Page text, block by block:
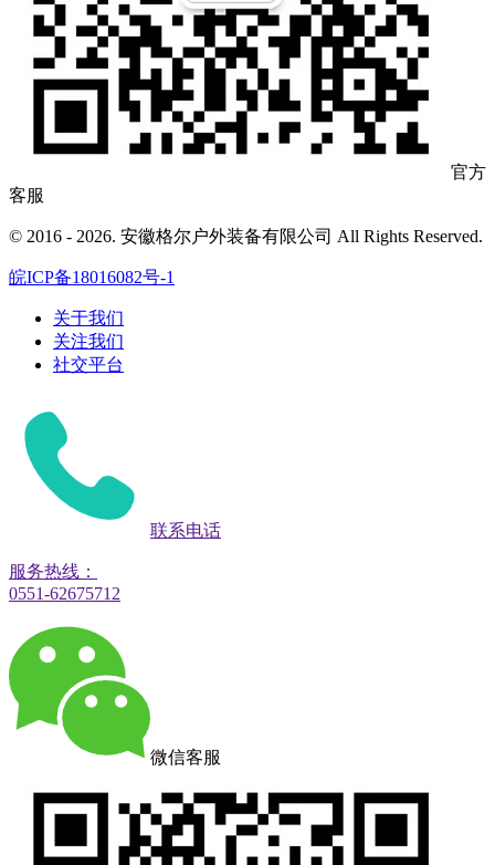
官方
客服
© 2016 - 2026. 安徽格尔户外装备有限公司 All Rights Reserved.
皖ICP备18016082号-1
关于我们
关注我们
社交平台
联系电话
服务热线：
0551-62675712
微信客服